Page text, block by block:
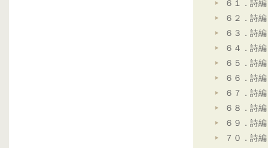
６１．詩
６２．詩
６３．詩
６４．詩
６５．詩
６６．詩
６７．詩
６８．詩
６９．詩
７０．詩